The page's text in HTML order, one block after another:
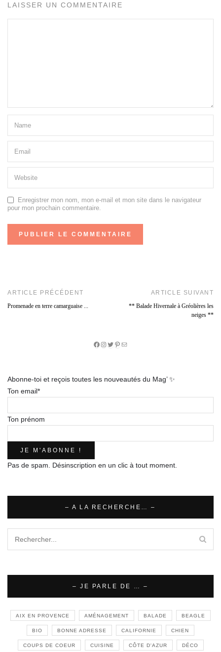
LAISSER UN COMMENTAIRE
Enregistrer mon nom, mon e-mail et mon site dans le navigateur
pour mon prochain commentaire.
ARTICLE PRÉCÉDENT
Promenade en terre camarguaise ...
ARTICLE SUIVANT
** Balade Hivernale à Gréolières les
neiges **
Facebook
Instagram
Twitter
Pinterest
E-
Abonne-toi et reçois toutes les nouveautés du Mag’ ✨
Ton email*
Ton prénom
Pas de spam. Désinscription en un clic à tout moment.
– A LA RECHERCHE… –
– JE PARLE DE … –
AIX EN PROVENCE AMÉNAGEMENT BALADE BEAGLE
BIO BONNE ADRESSE CALIFORNIE CHIEN
COUPS DE COEUR CUISINE CÔTE D'AZUR DÉCO